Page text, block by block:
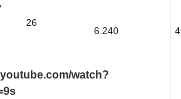
26
6.240
watch?